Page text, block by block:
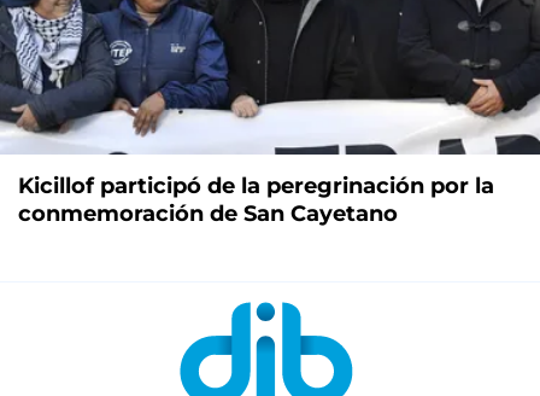
Kicillof participó de la peregrinación por la
conmemoración de San Cayetano